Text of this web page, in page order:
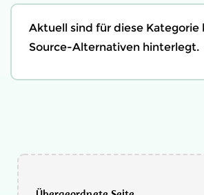
Aktuell sind für diese Kategorie
Source-Alternativen hinterlegt.